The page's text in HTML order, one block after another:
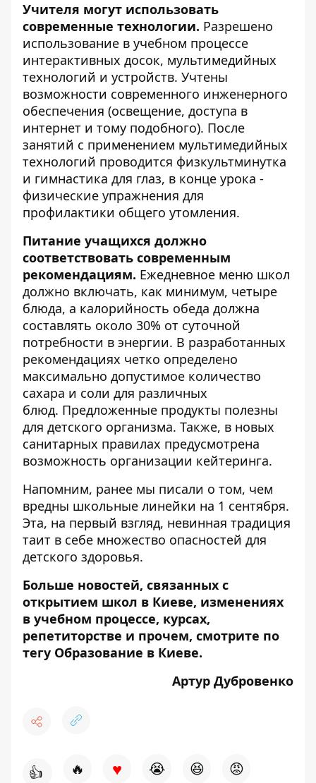
Учителя могут использовать
современные технологии. Разрешено
использование в учебном процессе
интерактивных досок, мультимедийных
технологий и устройств. Учтены
возможности современного инженерного
обеспечения (освещение, доступа в
интернет и тому подобного). После
занятий с применением мультимедийных
технологий проводится физкультминутка
и гимнастика для глаз, в конце урока -
физические упражнения для
профилактики общего утомления.
Питание учащихся должно
соответствовать современным
рекомендациям. Ежедневное меню школ
должно включать, как минимум, четыре
блюда, а калорийность обеда должна
составлять около 30% от суточной
потребности в энергии. В разработанных
рекомендациях четко определено
максимально допустимое количество
сахара и соли для различных
блюд. Предложенные продукты полезны
для детского организма. Также, в новых
санитарных правилах предусмотрена
возможность организации кейтеринга.
Напомним, ранее мы писали о том, чем
вредны школьные линейки на 1 сентября.
Эта, на первый взгляд, невинная традиция
таит в себе множество опасностей для
детского здоровья.
Больше новостей, связанных с
открытием школ в Киеве, изменениях
в учебном процессе, курсах,
репетиторстве и прочем, смотрите по
тегу Образование в Киеве.
Артур Дубровенко
👍 🔥 ♥ 😭 😆 😡